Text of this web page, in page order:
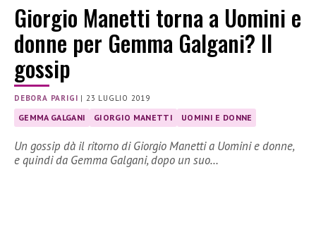
Giorgio Manetti torna a Uomini e
donne per Gemma Galgani? Il
gossip
DEBORA PARIGI | 23 LUGLIO 2019
GEMMA GALGANI GIORGIO MANETTI UOMINI E DONNE
Un gossip dà il ritorno di Giorgio Manetti a Uomini e donne,
e quindi da Gemma Galgani, dopo un suo…